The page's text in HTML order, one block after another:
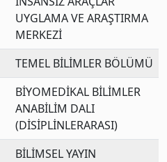
UYGLAMA VE ARAŞTIRMA
MERKEZİ
TEMEL BİLİMLER BÖLÜMÜ
BİYOMEDİKAL BİLİMLER
ANABİLİM DALI
(DİSİPLİNLERARASI)
BİLİMSEL YAYIN